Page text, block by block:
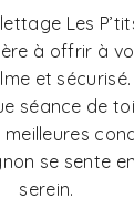
Les
à offrir à
et
séance de
se sente
serein.